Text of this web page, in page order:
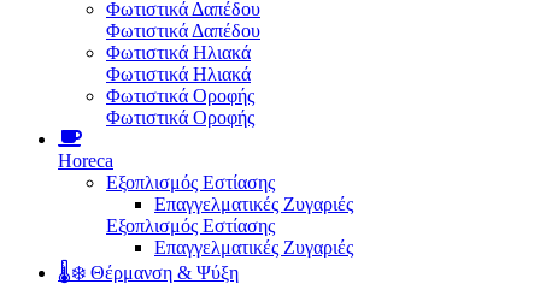
Φωτιστικά Δαπέδου
Φωτιστικά Δαπέδου
Φωτιστικά Ηλιακά
Φωτιστικά Ηλιακά
Φωτιστικά Οροφής
Φωτιστικά Οροφής
Horeca
Εξοπλισμός Εστίασης
Επαγγελματικές Ζυγαριές
Εξοπλισμός Εστίασης
Επαγγελματικές Ζυγαριές
🌡️❄️ Θέρμανση & Ψύξη